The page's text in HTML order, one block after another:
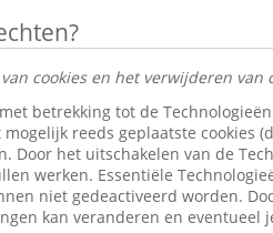
cookies en het verwijderen van
betrekking tot de
mogelijk reeds geplaatste cookies
Door het uitschakelen van de
werken. Essentiële
niet gedeactiveerd worden.
kan veranderen en eventueel